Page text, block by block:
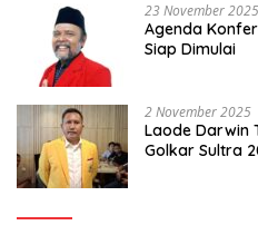
23 November 2025
Agenda
Siap Dimulai
2 November 2025
Laode Darwin
Golkar Sultra